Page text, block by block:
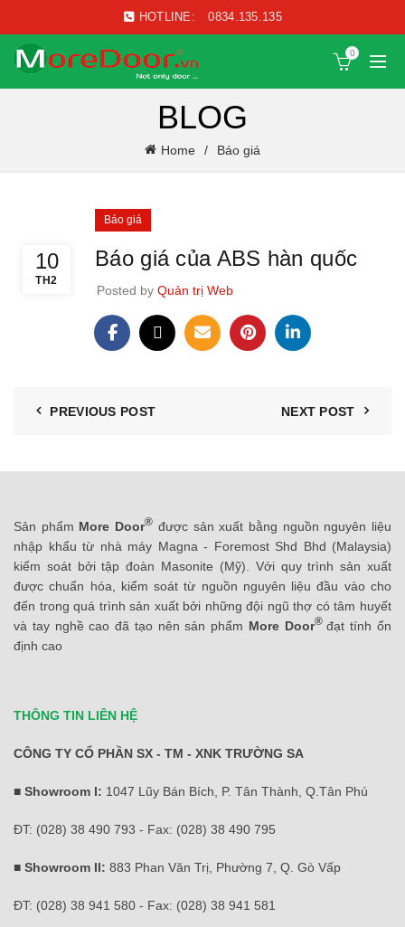
HOTLINE: 0834.135.135
0
BLOG
Home Báo giá
10
TH2
Báo giá
Báo giá của ABS hàn quốc
Posted by Quản trị Web
PREVIOUS POST NEXT POST
Sản phẩm More Door® được sản xuất bằng nguồn nguyên liệu
nhập khẩu từ nhà máy Magna - Foremost Shd Bhd (Malaysia)
kiểm soát bởi tập đoàn Masonite (Mỹ). Với quy trình sản xuất
được chuẩn hóa, kiểm soát từ nguồn nguyên liệu đầu vào cho
đến trong quá trình sản xuất bởi những đội ngũ thợ có tâm huyết
và tay nghề cao đã tạo nên sản phẩm More Door® đạt tính ổn
định cao
THÔNG TIN LIÊN HỆ
CÔNG TY CỔ PHẦN SX - TM - XNK TRƯỜNG SA
■ Showroom I: 1047 Lũy Bán Bích, P. Tân Thành, Q.Tân Phú
ĐT: (028) 38 490 793 - Fax: (028) 38 490 795
■ Showroom II: 883 Phan Văn Trị, Phường 7, Q. Gò Vấp
ĐT: (028) 38 941 580 - Fax: (028) 38 941 581